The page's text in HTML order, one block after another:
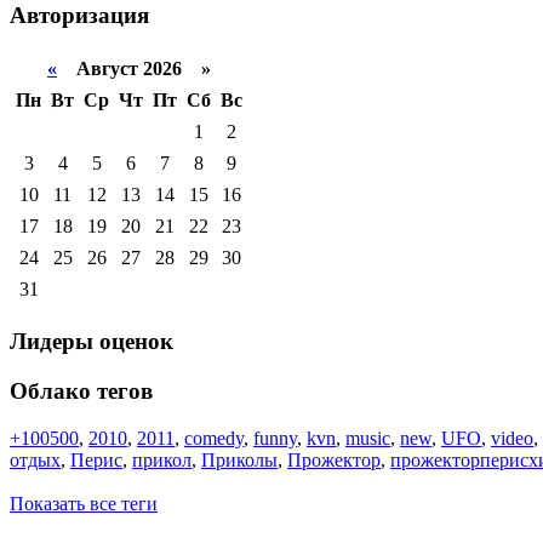
Авторизация
« Август 2026 »
Пн Вт Ср Чт Пт Сб Вс
1
2
3
4 5 6 7 8
9
10
11 12 13 14 15
16
17
18 19 20 21 22
23
24
25 26 27 28 29
30
31
Лидеры оценок
Облако тегов
+100500, 2010, 2011 , comedy, funny, kvn, music, new, UFO, video,
отдых, Перис, прикол, Приколы, Прожектор,
Показать все теги